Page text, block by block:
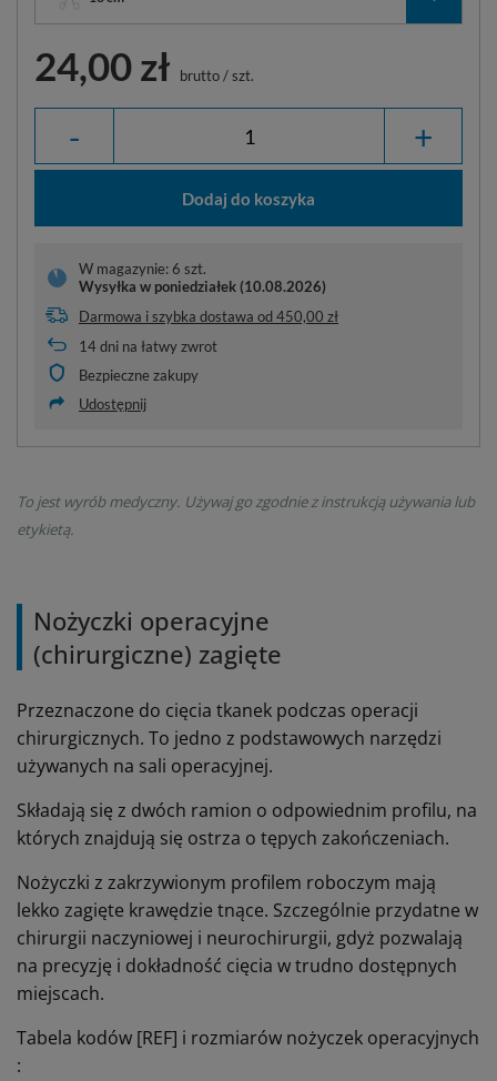
24,00 zł brutto/szt.
- +
Dodaj do koszyka
W magazynie: 6 szt.
Wysyłka w poniedziałek (10.08.2026)
Darmowa i szybka dostawa od450,00 zł
14dni na łatwy zwrot
Bezpieczne zakupy
Udostępnij
To jest wyrób medyczny. Używaj go zgodnie z instrukcją używania lub
etykietą.
Nożyczki operacyjne
(chirurgiczne) zagięte
Przeznaczone do cięcia tkanek podczas operacji
chirurgicznych. To jedno z podstawowych narzędzi
używanych na sali operacyjnej.
Składają się z dwóch ramion o odpowiednim profilu, na
których znajdują się ostrza o tępych zakończeniach.
Nożyczki z zakrzywionym profilem roboczym mają
lekko zagięte krawędzie tnące. Szczególnie przydatne w
chirurgii naczyniowej i neurochirurgii, gdyż pozwalają
na precyzję i dokładność cięcia w trudno dostępnych
miejscach.
Tabela kodów [REF] i rozmiarów nożyczek operacyjnych
: